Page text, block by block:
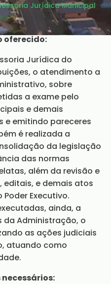
Jurídica Municipal
oferecido:
Jurídica do
o atendimento a
sobre
a exame pelo
e demais
e emitindo pareceres
é realizada a
da legislação
das normas
além da revisão e
e demais atos
Executivo.
ainda, a
da Administração, o
as ações judiciais
atuando como